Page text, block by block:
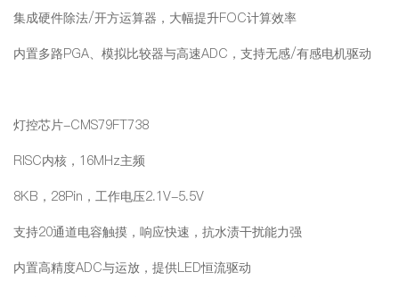
集成硬件除法/开方运算器，大幅提升FOC计算效率
内置多路PGA、模拟比较器与高速ADC，支持无感/有感电机驱动
灯控芯片-CMS79FT738
RISC内核，16MHz主频
8KB，28Pin，工作电压2.1V-5.5V
支持20通道电容触摸，响应快速，抗水渍干扰能力强
内置高精度ADC与运放，提供LED恒流驱动